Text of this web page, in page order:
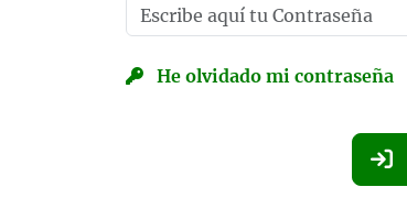
He olvidado mi contraseña